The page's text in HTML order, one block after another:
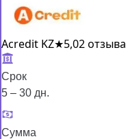
Acredit KZ★5,02 отзыва
Срок
5 – 30 дн.
Сумма